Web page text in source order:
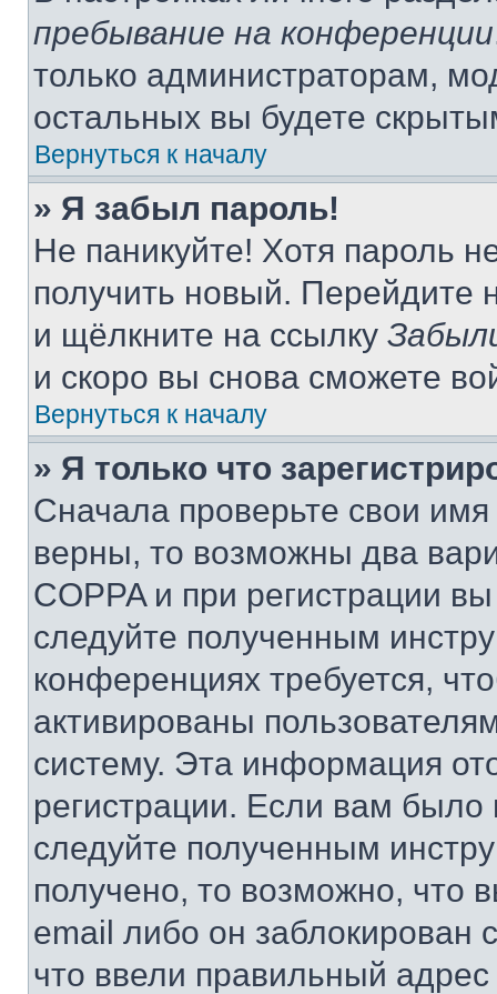
пребывание на конференции
только администраторам,
остальных вы будете
Вернуться к началу
» Я забыл пароль!
Не паникуйте! Хотя пароль
получить новый. Перейдите
и щёлкните на ссылку
и скоро вы снова сможете
Вернуться к началу
» Я только что
Сначала проверьте свои
верны, то возможны два
COPPA и при регистрации
следуйте полученным
конференциях требуется,
активированы
систему. Эта информация
регистрации. Если вам
следуйте полученным
получено, то возможно, что
email либо он
что ввели правильный адрес